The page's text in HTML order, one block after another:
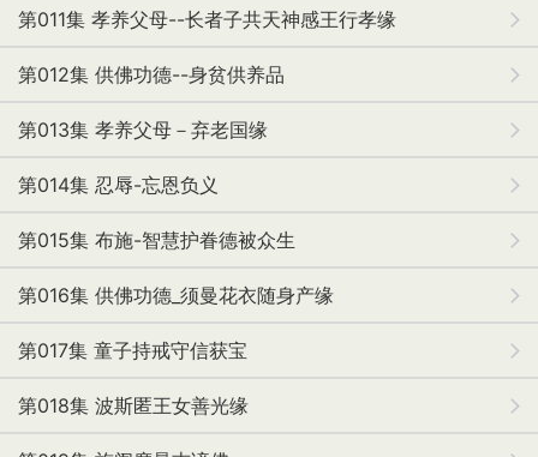
第011集 孝养父母--长者子共天神感王行孝缘
第012集 供佛功德--身贫供养品
第013集 孝养父母－弃老国缘
第014集 忍辱-忘恩负义
第015集 布施-智慧护眷德被众生
第016集 供佛功德_须曼花衣随身产缘
第017集 童子持戒守信获宝
第018集 波斯匿王女善光缘